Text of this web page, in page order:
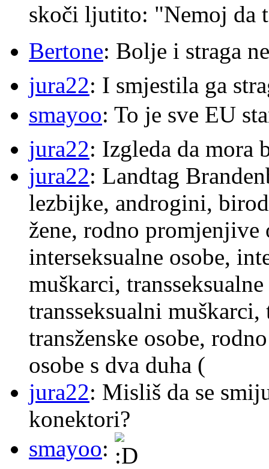
skoči ljutito: "Nemoj da
Bertone: Bolje i straga
jura22: I smjestila ga
smayoo: To je sve EU
jura22: Izgleda da mora
jura22: Landtag
lezbijke, androgini,
žene, rodno
interseksualne osobe,
muškarci,
transseksualni muškarci,
transženske osobe,
osobe s dva duha (
jura22: Misliš da se
konektori?
smayoo: